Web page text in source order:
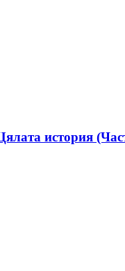
история